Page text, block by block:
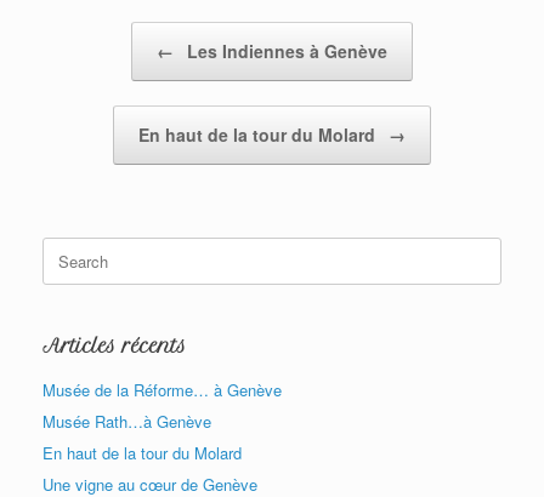
← Les Indiennes à Genève
En haut de la tour du Molard →
Search
for:
Articles récents
Musée de la Réforme… à Genève
Musée Rath…à Genève
En haut de la tour du Molard
Une vigne au cœur de Genève